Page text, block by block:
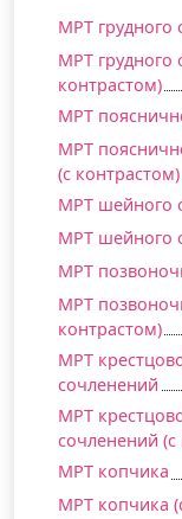
МРТ грудного
МРТ грудного
контрастом)
МРТ
МРТ
(c контрастом)
МРТ шейного
МРТ шейного
МРТ
МРТ
контрастом)
МРТ
сочленений
МРТ
сочленений (c
МРТ копчика
МРТ копчика